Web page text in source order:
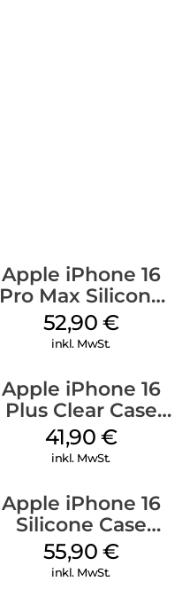
Apple iPhone 16
Pro Max Silicone
Case MagSafe
Ultramarine
52,90 €
inkl. MwSt.
Apple iPhone 16
Plus Clear Case
MagSafe
Transparent
41,90 €
inkl. MwSt.
Apple iPhone 16
Silicone Case
MagSafe Plum
55,90 €
inkl. MwSt.